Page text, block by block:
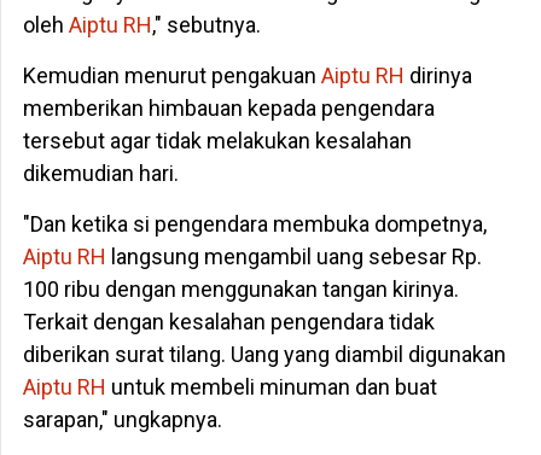
oleh Aiptu RH," sebutnya.
Kemudian menurut pengakuan Aiptu RH dirinya
memberikan himbauan kepada pengendara
tersebut agar tidak melakukan kesalahan
dikemudian hari.
"Dan ketika si pengendara membuka dompetnya,
Aiptu RH langsung mengambil uang sebesar Rp.
100 ribu dengan menggunakan tangan kirinya.
Terkait dengan kesalahan pengendara tidak
diberikan surat tilang. Uang yang diambil digunakan
Aiptu RH untuk membeli minuman dan buat
sarapan," ungkapnya.